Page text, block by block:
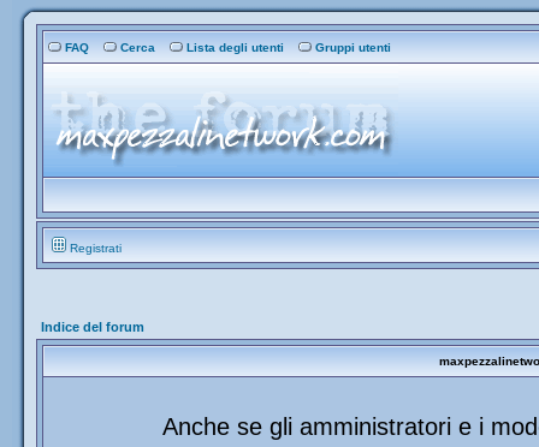
FAQ Cerca Lista degli utenti Gruppi utenti
Registrati
Indice del forum
Anche se gli amministratori e i